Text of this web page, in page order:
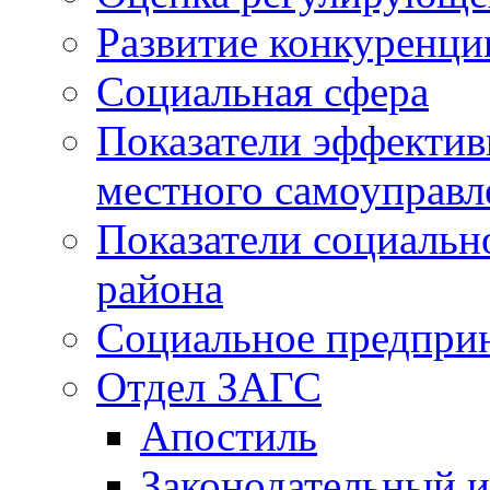
Развитие
Социальная сфера
Показатели
местного
Показатели
района
Социальное
Отдел ЗАГС
Апостиль